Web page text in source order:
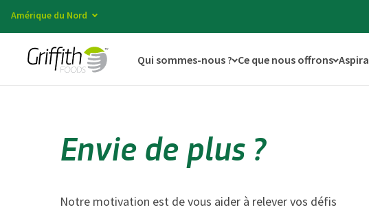
Amérique du Nord
Qui sommes-nous ? Ce que nous offrons
Envie de plus ?
Notre motivation est de vous aider à relever vos défis